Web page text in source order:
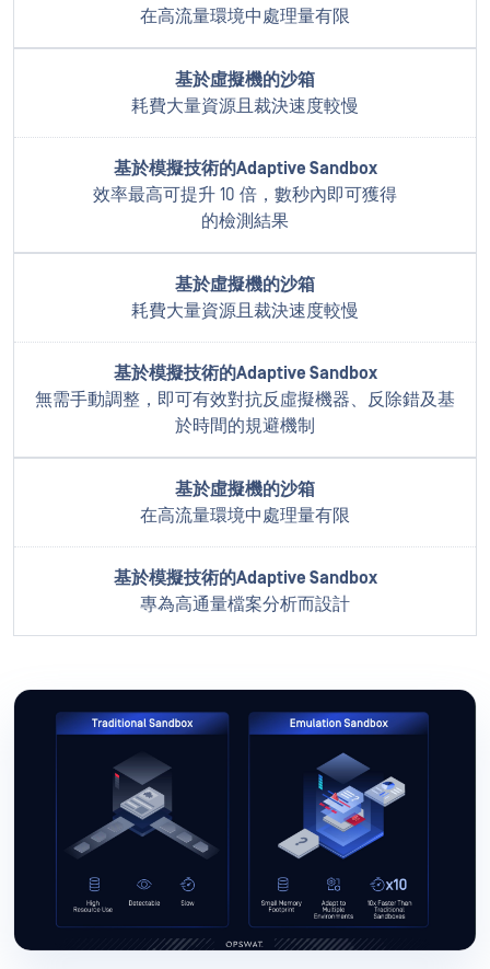
在高流量環境中處理量有限
耗費大量資源且裁決速度較慢
效率最高可提升 10 倍，數秒內即可獲得
的檢測結果
耗費大量資源且裁決速度較慢
無需手動調整，即可有效對抗反虛擬機器、反除錯及基
於時間的規避機制
在高流量環境中處理量有限
專為高通量檔案分析而設計